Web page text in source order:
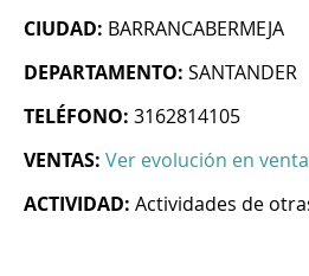
CIUDAD: BARRANCABERMEJA
DEPARTAMENTO: SANTANDER
TELÉFONO: 3162814105
VENTAS: Ver evolución en
ACTIVIDAD: Actividades de